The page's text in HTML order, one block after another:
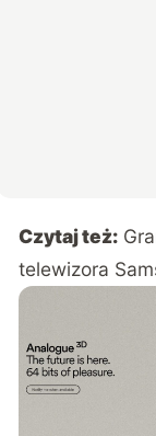
Czytaj też:
telewizora